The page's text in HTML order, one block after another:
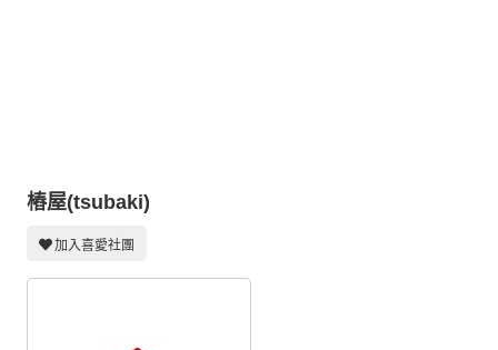
交流中心
攤位轉讓區
會員功能選單
樁屋(tsubaki)
加入喜愛社團